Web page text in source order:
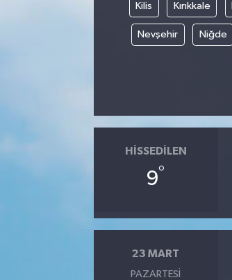
Kilis Kırıkkale
Nevşehir Niğde
HISSEDILEN
9°
23 MART
PAZARTESI